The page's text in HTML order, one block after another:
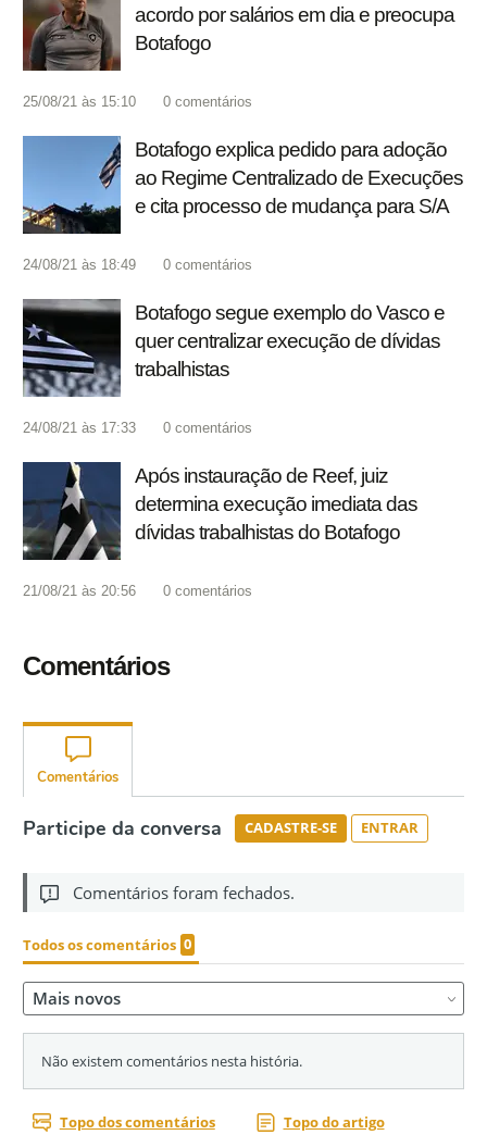
acordo por salários em dia e preocupa
Botafogo
25/08/21 às 15:10 0 comentários
Botafogo explica pedido para adoção
ao Regime Centralizado de Execuções
e cita processo de mudança para S/A
24/08/21 às 18:49 0 comentários
Botafogo segue exemplo do Vasco e
quer centralizar execução de dívidas
trabalhistas
24/08/21 às 17:33 0 comentários
Após instauração de Reef, juiz
determina execução imediata das
dívidas trabalhistas do Botafogo
21/08/21 às 20:56 0 comentários
Comentários